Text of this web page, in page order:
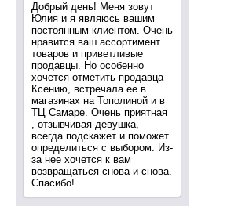
Добрый день! Меня зовут
Юлия и я являюсь вашим
постоянным клиентом. Очень
нравится ваш ассортимент
товаров и приветливые
продавцы. Но особенно
хочется отметить продавца
Ксению, встречала ее в
магазинах на Тополиной и в
ТЦ Самаре. Очень приятная
, отзывчивая девушка,
всегда подскажет и поможет
определиться с выбором. Из-
за нее хочется к вам
возвращаться снова и снова.
Спасибо!